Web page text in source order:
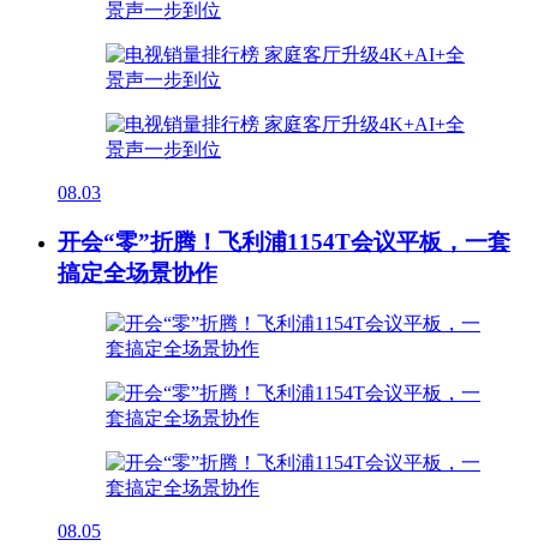
08.03
开会“零”折腾！飞利浦1154T会议平板，一套
搞定全场景协作
08.05